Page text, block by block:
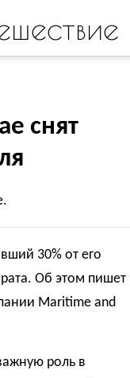
снят
30% от его
Об этом пишет
Maritime and
роль в